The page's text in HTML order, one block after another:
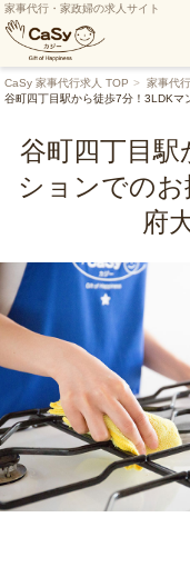
家事代行・家政婦の求人サイト
CaSy 家事代行求人 TOP 家事代
谷町四丁目駅から徒歩7分！3LDKマ
谷町四丁目駅
ションでの
府